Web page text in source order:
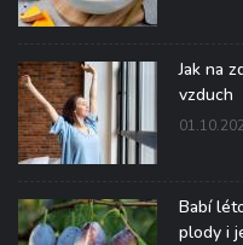
Jak na
vzduch
Babí
plody i